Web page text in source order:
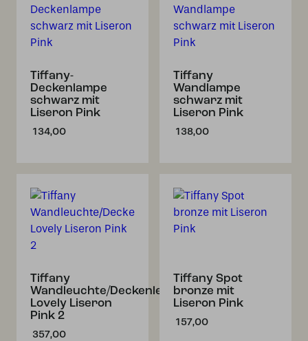
Tiffany-
Deckenlampe
schwarz mit
Liseron Pink
134,00
Tiffany
Wandlampe
schwarz mit
Liseron Pink
138,00
Tiffany
Wandleuchte/Deckenleuchte
Lovely Liseron
Pink 2
357,00
Tiffany Spot
bronze mit
Liseron Pink
157,00